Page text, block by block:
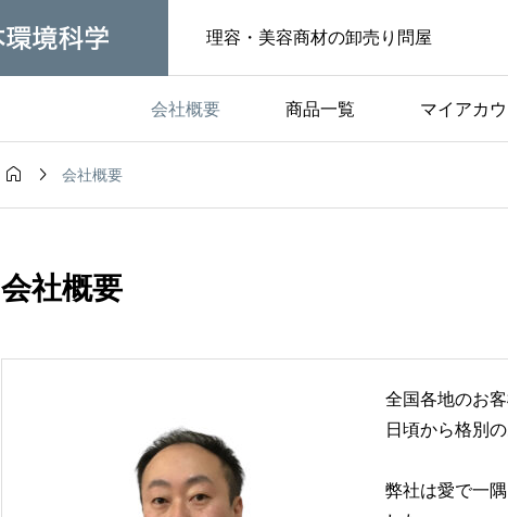
理容・美容商材の卸売り問屋
会社概要 商品一覧 マイアカウ
社長ブログ
  会社概要
会社概要
全国各地のお
日頃から格別
弊社は愛で一